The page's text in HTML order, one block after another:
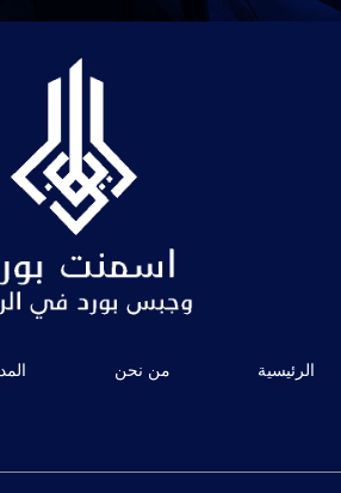
الرئيسية من نحن